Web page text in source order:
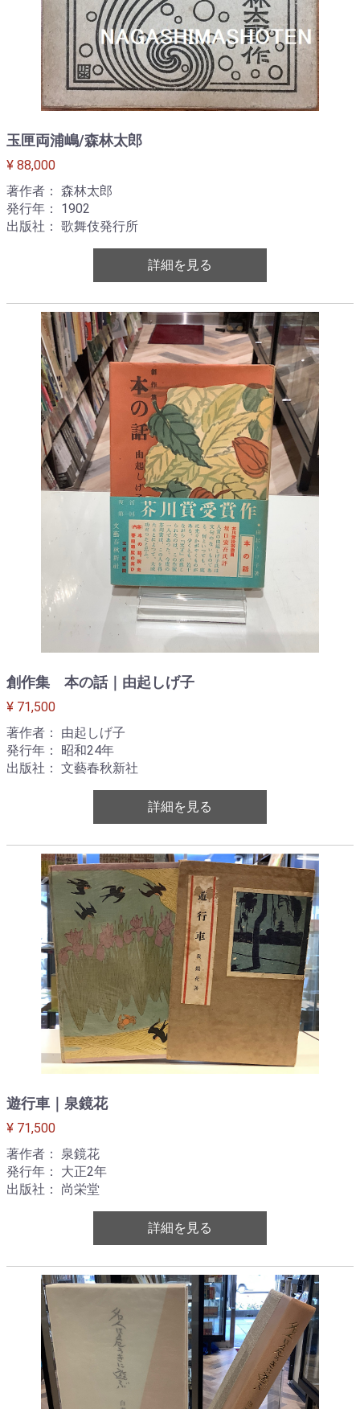
玉匣両浦嶋/森林太郎
¥ 88,000
著作者： 森林太郎
発行年： 1902
出版社： 歌舞伎発行所
詳細を見る
創作集 本の話｜由起しげ子
¥ 71,500
著作者： 由起しげ子
発行年： 昭和24年
出版社： 文藝春秋新社
詳細を見る
遊行車｜泉鏡花
¥ 71,500
著作者： 泉鏡花
発行年： 大正2年
出版社： 尚栄堂
詳細を見る